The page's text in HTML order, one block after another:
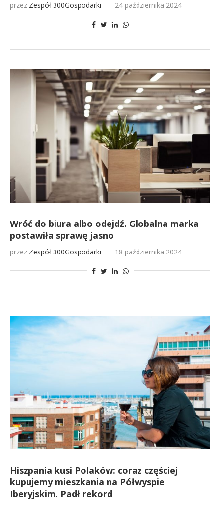
przez Zespół 300Gospodarki 24 października 2024
Wróć do biura albo odejdź. Globalna marka
postawiła sprawę jasno
przez Zespół 300Gospodarki 18 października 2024
Hiszpania kusi Polaków: coraz częściej
kupujemy mieszkania na Półwyspie
Iberyjskim. Padł rekord